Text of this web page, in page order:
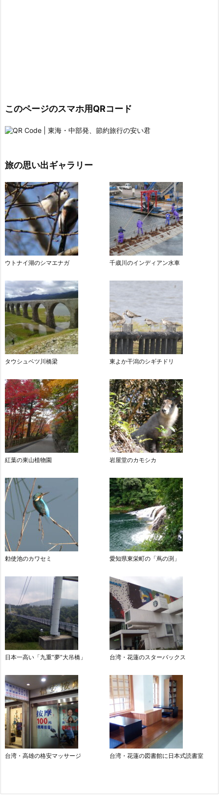
このページのスマホ用QRコード
旅の思い出ギャラリー
ウトナイ湖のシマエナガ 千歳川のインディアン水車
タウシュベツ川橋梁 東よか干潟のシギチドリ
紅葉の東山植物園 岩屋堂のカモシカ
勅使池のカワセミ 愛知県東栄町の「蔦の渕」
日本一高い「九重“夢”大吊橋」 台湾・花蓮のスターバックス
台湾・高雄の格安マッサージ 台湾・花蓮の図書館に日本式読書室